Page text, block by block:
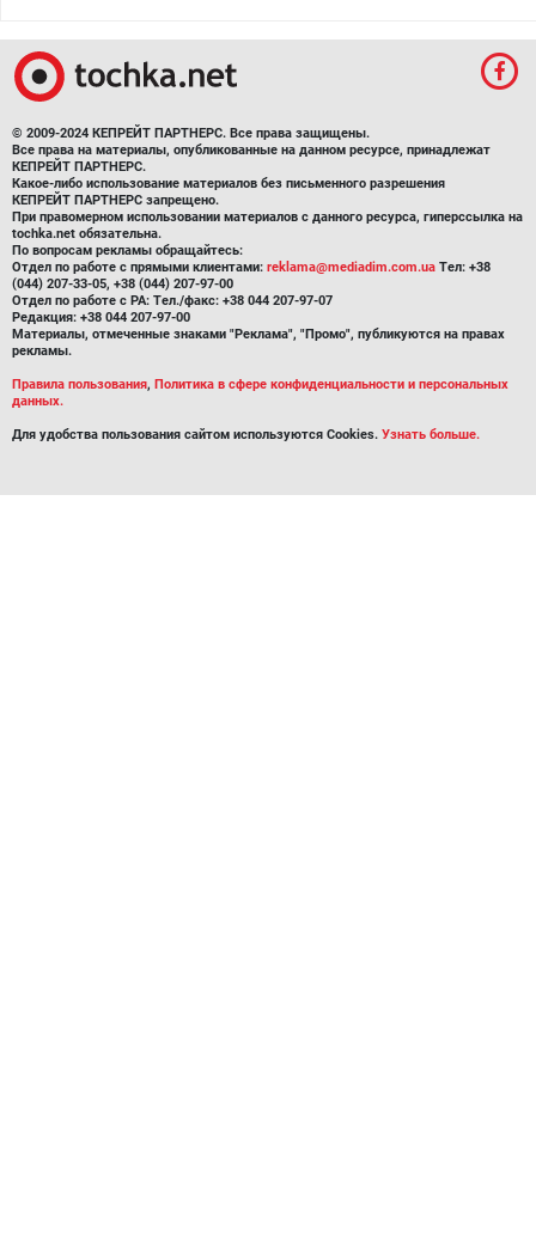
© 2009-2024 КЕПРЕЙТ ПАРТНЕРС. Все права защищены.
Все права на материалы, опубликованные на данном ресурсе, принадлежат
КЕПРЕЙТ ПАРТНЕРС.
Какое-либо использование материалов без письменного разрешения
КЕПРЕЙТ ПАРТНЕРС запрещено.
При правомерном использовании материалов с данного ресурса, гиперссылка на
tochka.net обязательна.
По вопросам рекламы обращайтесь:
Отдел по работе с прямыми клиентами: reklama@mediadim.com.ua Тел: +38
(044) 207-33-05, +38 (044) 207-97-00
Отдел по работе с РА: Тел./факс: +38 044 207-97-07
Редакция: +38 044 207-97-00
Материалы, отмеченные знаками "Реклама", "Промо", публикуются на правах
рекламы.
Правила пользования, Политика в сфере конфиденциальности и персональных
данных.
Для удобства пользования сайтом используются Cookies. Узнать больше.